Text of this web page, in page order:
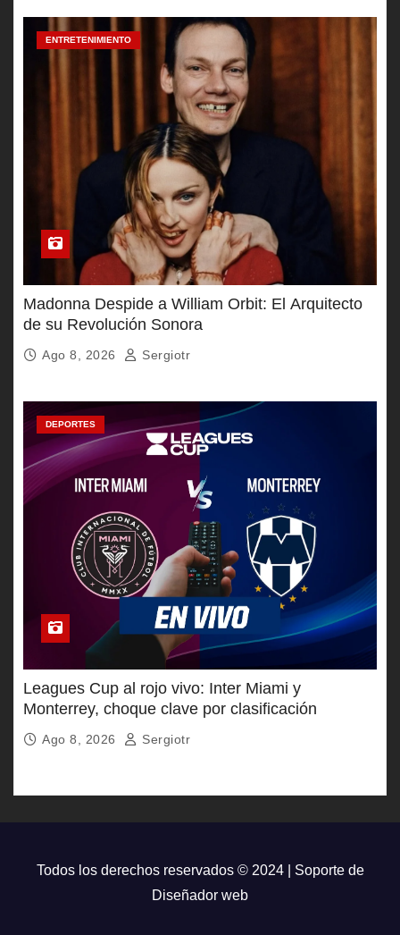
ENTRETENIMIENTO
Madonna Despide a William Orbit: El Arquitecto
de su Revolución Sonora
Ago 8, 2026 Sergiotr
DEPORTES
Leagues Cup al rojo vivo: Inter Miami y
Monterrey, choque clave por clasificación
Ago 8, 2026 Sergiotr
Todos los derechos reservados © 2024 | Soporte de
Diseñador web